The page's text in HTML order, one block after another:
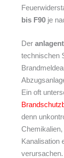
bis F90 je
Der
technischen
Ein oft
denn
Kanalisation